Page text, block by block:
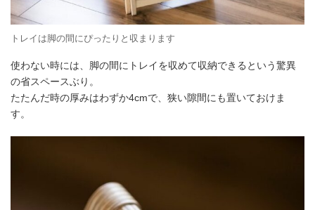
トレイは脚の間にぴったりと収まります
使わない時には、脚の間にトレイを収めて収納できるという驚異
の省スペースぶり。
たたんだ時の厚みはわずか4cmで、狭い隙間にも置いておけま
す。